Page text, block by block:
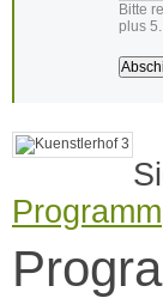
Bitte
plus 5.
Programm